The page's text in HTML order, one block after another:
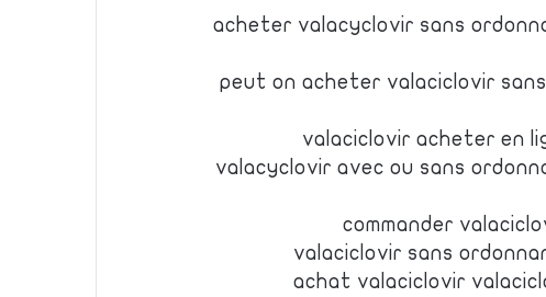
acheter valacyclovir sans
peut on acheter valaciclovir
valaciclovir acheter en
valacyclovir avec ou sans
commander
valaciclovir sans
achat valaciclovir